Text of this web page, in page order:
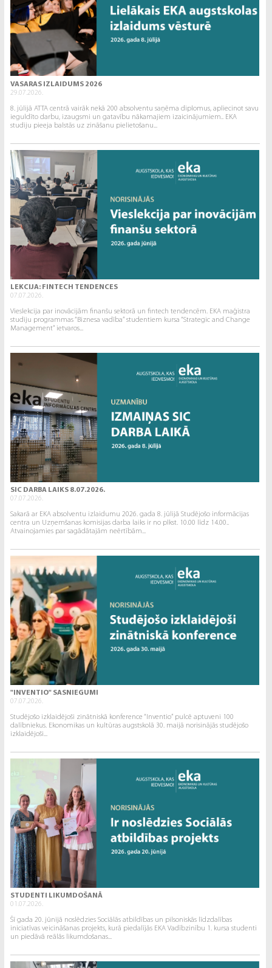
VASARAS IZLAIDUMS 2026
29.07.2026.
8. jūlijā ATTA centrā vairāk nekā 200 absolventu saņēma diplomus, apliecinot savu
ieguldīto darbu, izaugsmi un gatavību nākamajiem izaicinājumiem.. EKA
studiju pieeja balstās uz zināšanu pielietošanu...
LEKCIJA: FINTECH TENDENCES
07.07.2026.
Vieslekcija par inovācijām finanšu sektorā un fintech tendencēm. EKA maģistra
studiju programmas “Biznesa vadība” studentiem kursa “Strategic and Change
Management” ietvaros...
SIC DARBA LAIKS 8.07.2026.
07.07.2026.
Sakarā ar EKA absolventu izlaidumu 2026. gada 8. jūlijā Studējošo informācijas
centra un Uzņemšanas komisijas darba laiks ir no plkst. 10.00 līdz 14.00..
Atvainojamies par sagādātajām neērtībām...
"INVENTIO" SASNIEGUMI
07.07.2026.
Studējošo izklaidējoši zinātniskā konference “Inventio” pulcē aptuveni 100
dalībniekus. Ekonomikas un kultūras augstskolā 30. maijā norisinājās studējošo
izklaidējoši...
STUDENTI LIKUMDOŠANĀ
01.07.2026.
Šī gada 20. jūnijā noslēdzies Sociālās atbildības un pilsoniskās līdzdalības
iniciatīvas veicināšanas projekts, kurā piedalījās EKA Vadībzinību 1. kursa studenti
un piedāvā reālās likumdošanas...